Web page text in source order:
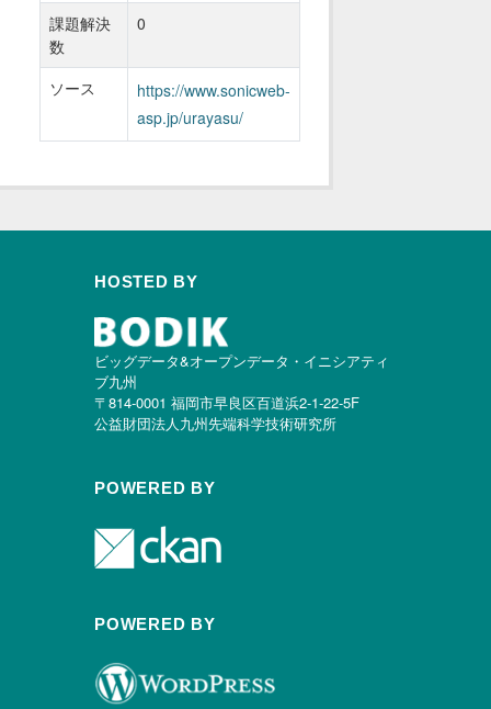
課題解決
数
0
ソース
https://www.sonicweb-
asp.jp/urayasu/
HOSTED BY
ビッグデータ&オープンデータ・イニシアティ
ブ九州
〒814-0001 福岡市早良区百道浜2-1-22-5F
公益財団法人九州先端科学技術研究所
POWERED BY
POWERED BY